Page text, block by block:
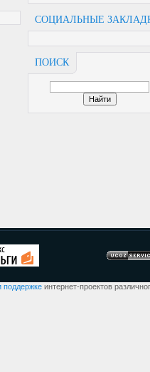
СОЦИАЛЬНЫЕ
ПОИСК
поддержке интернет-проектов